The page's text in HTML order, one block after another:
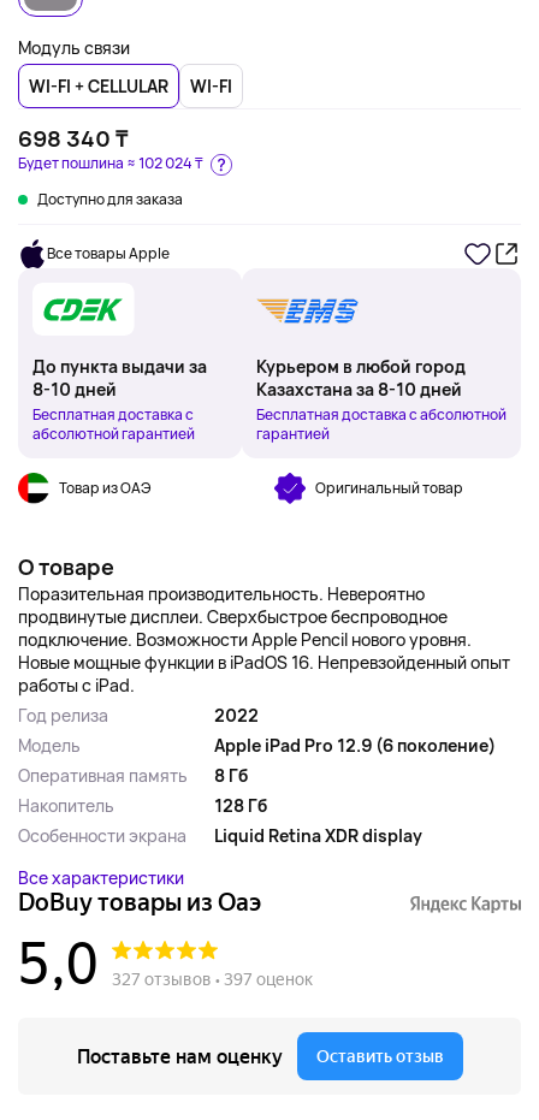
Модуль связи
WI-FI + CELLULAR
WI-FI
698 340 ₸
Доступно для заказа
Будет пошлина ≈102 024 ₸
Все товары Apple
До пункта выдачи за
8-10 дней
Бесплатная доставка с
абсолютной гарантией
Курьером в любой город
Казахстана за 8-10 дней
Бесплатная доставка с абсолютной
гарантией
Товар из ОАЭ Оригинальный товар
О товаре
Поразительная производительность. Невероятно
продвинутые дисплеи. Сверхбыстрое беспроводное
подключение. Возможности Apple Pencil нового уровня.
Новые мощные функции в iPadOS 16. Непревзойденный опыт
работы с iPad.
Год релиза
2022
Модель
Apple iPad Pro 12.9 (6 поколение)
Оперативная память
8 Гб
Накопитель
128 Гб
Особенности экрана
Liquid Retina XDR display
Все характеристики